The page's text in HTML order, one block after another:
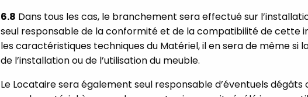
6.8 Dans tous les cas, le branchement sera effectué sur
seul responsable de la conformité et de la compatibilité de cette
les caractéristiques techniques du Matériel, il en sera de même si
de l’installation ou de l’utilisation du meuble.
Le Locataire sera également seul responsable d’éventuels